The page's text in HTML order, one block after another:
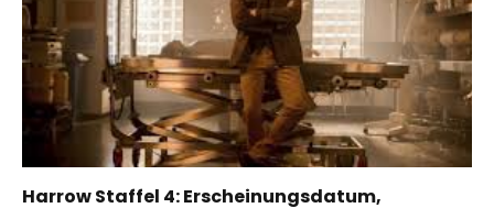
Harrow Staffel 4: Erscheinungsdatum,